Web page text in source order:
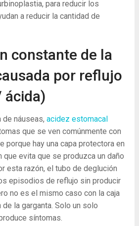
para reducir los
a reducir la cantidad de
constante de la
por reflujo
ácida)
de náuseas, acidez estomacal
que se ven comúnmente con
porque hay una capa protectora en
evita que se produzca un daño
esta razón, el tubo de deglución
episodios de reflujo sin producir
no es el mismo caso con la caja
la garganta. Solo un solo
síntomas.